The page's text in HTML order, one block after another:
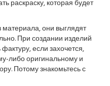
раскраску, которая будет
материала, они выглядят
При создании изделий
если захочется,
либо оригинальному и
Потому знакомьтесь с